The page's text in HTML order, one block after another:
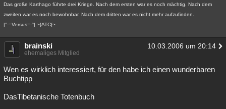
Das große Karthago führte drei Kriege. Nach dem ersten war es noch mächtig. Nach dem
zweiten war es noch bewohnbar. Nach dem dritten war es nicht mehr aufzufinden.
|°-=Versus=-°| ~}ATC{~
brainski 10.03.2006 um 20:14
ehemaliges Mitglied
Wen es wirklich interessiert, für den habe ich einen wunderbaren
Buchtipp
DasTibetanische Totenbuch